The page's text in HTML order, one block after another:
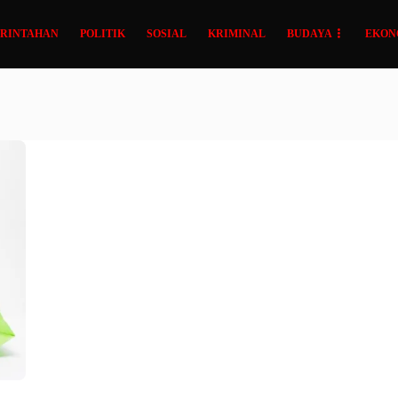
POLITIK SOSIAL KRIMINAL BUDAYA